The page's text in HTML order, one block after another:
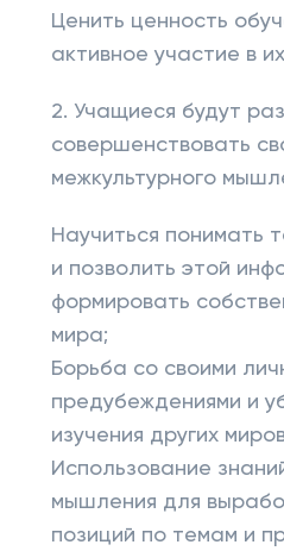
Ценить ценность
активное участие в
2. Учащиеся будут
совершенствовать
межкультурного
Научиться понимать
и позволить этой
формировать
мира;
Борьба со своими
предубеждениями и
изучения других
Использование
мышления для
позиций по темам и